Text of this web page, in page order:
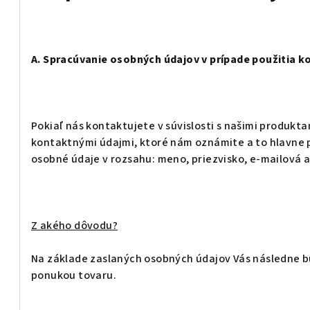
A. Spracúvanie osobných údajov v prípade použitia
Pokiaľ nás kontaktujete v súvislosti s našimi
kontaktnými údajmi, ktoré nám oznámite a to
osobné údaje v rozsahu: meno, priezvisko, e-mailová
Z akého dôvodu?
Na základe zaslaných osobných údajov Vás
ponukou tovaru.